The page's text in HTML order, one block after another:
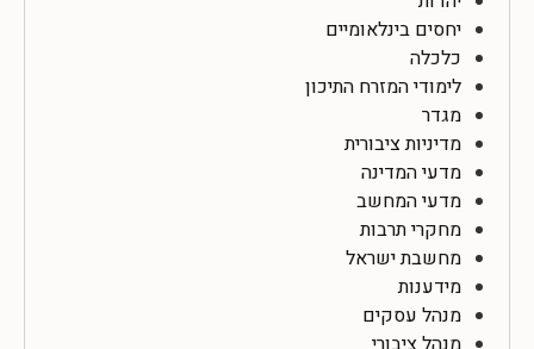
יחסים בינלאומיים
כלכלה
לימודי המזרח התיכון
מגדר
מדיניות ציבורית
מדעי המדינה
מדעי המחשב
מחקרי תרבות
מחשבת ישראל
מידענות
מנהל עסקים